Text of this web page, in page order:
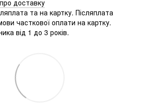
доставку
та на картку. Післяплата
часткової оплати на картку.
від 1 до 3 років.